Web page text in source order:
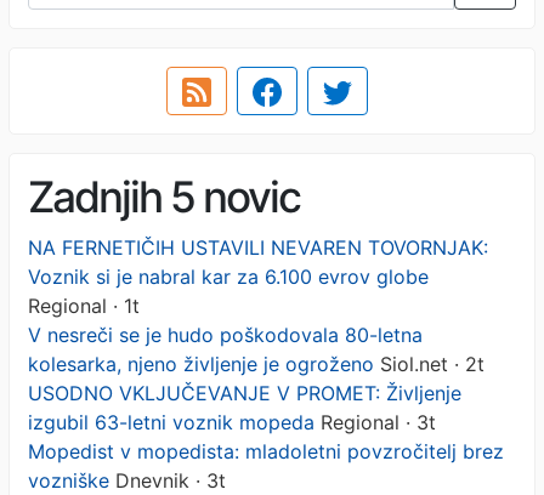
Zadnjih 5 novic
NA FERNETIČIH USTAVILI NEVAREN TOVORNJAK:
Voznik si je nabral kar za 6.100 evrov globe
Regional · 1t
V nesreči se je hudo poškodovala 80-letna
kolesarka, njeno življenje je ogroženo Siol.net · 2t
USODNO VKLJUČEVANJE V PROMET: Življenje
izgubil 63-letni voznik mopeda Regional · 3t
Mopedist v mopedista: mladoletni povzročitelj brez
vozniške Dnevnik · 3t